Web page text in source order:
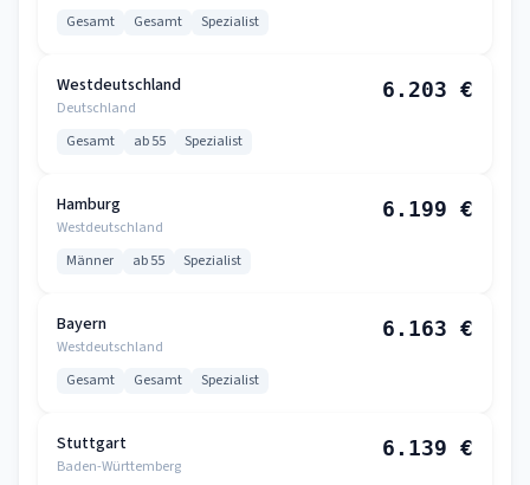
Gesamt Gesamt Spezialist
Westdeutschland
Deutschland
6.203 €
Gesamt ab 55 Spezialist
Hamburg
Westdeutschland
6.199 €
Männer ab 55 Spezialist
Bayern
Westdeutschland
6.163 €
Gesamt Gesamt Spezialist
Stuttgart
Baden-Württemberg
6.139 €